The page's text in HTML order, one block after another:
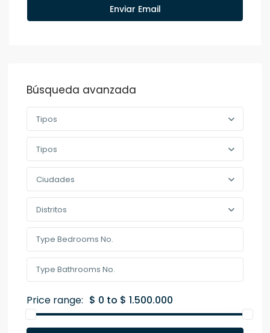
Búsqueda avanzada
Tipos
Tipos
Ciudades
Distritos
Price range: $ 0 to $ 1.500.000